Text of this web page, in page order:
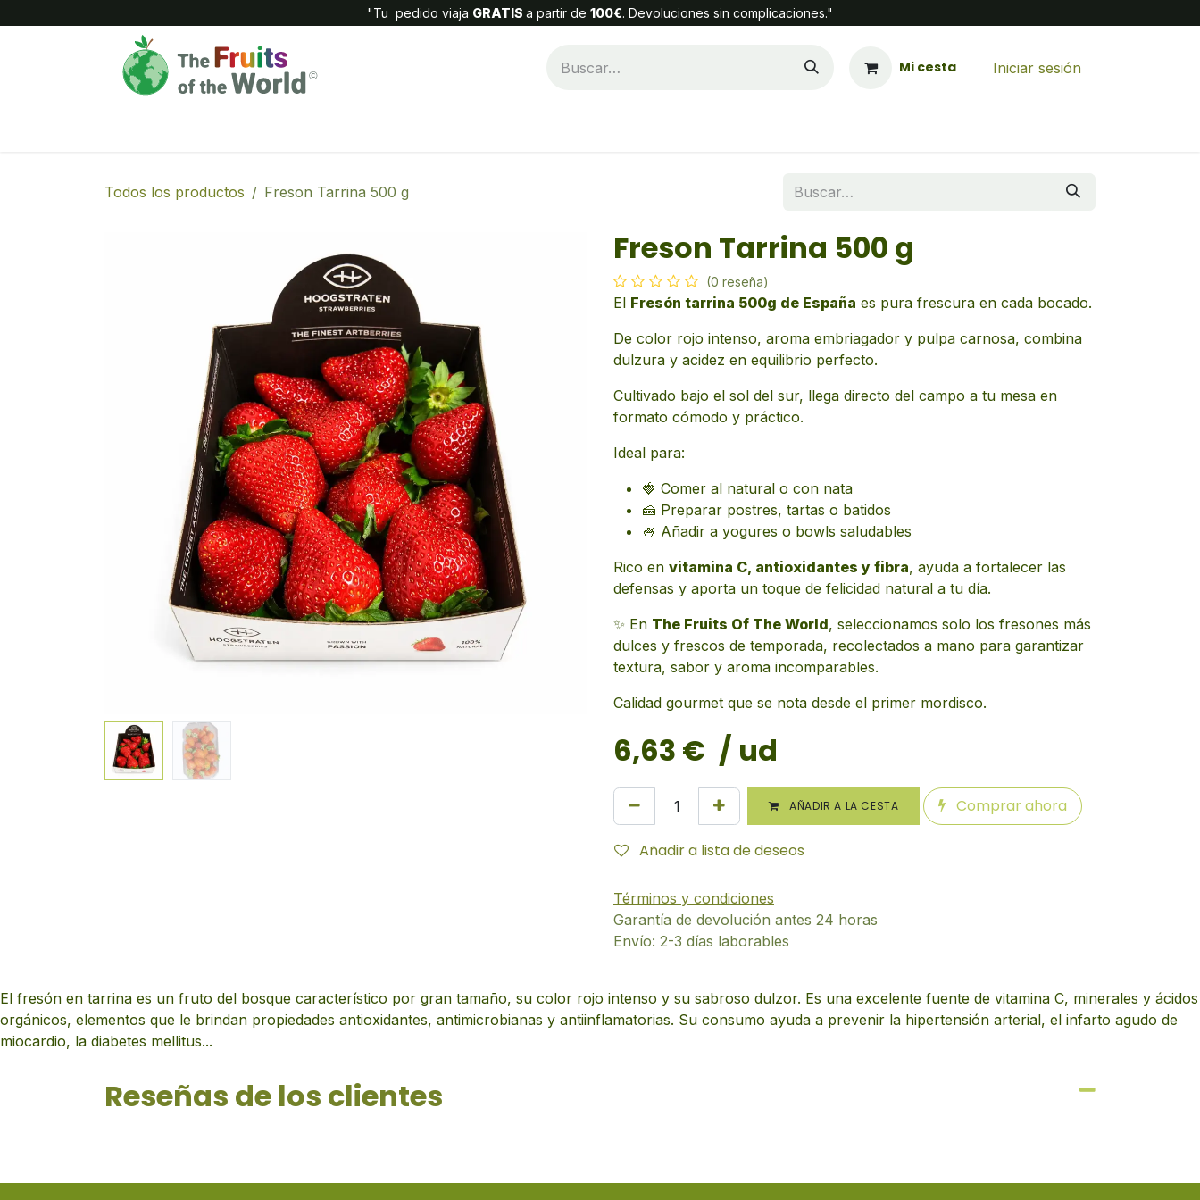
"Tu pedido viaja GRATIS a partir de 100€. Devoluciones sin complicaciones."
Mi cesta Iniciar sesión
Todos los productos Freson Tarrina 500 g
Freson Tarrina 500 g
(0 reseña)
El Fresón tarrina 500g de España es pura frescura en cada bocado.
De color rojo intenso, aroma embriagador y pulpa carnosa, combina
dulzura y acidez en equilibrio perfecto.
Cultivado bajo el sol del sur, llega directo del campo a tu mesa en
formato cómodo y práctico.
Ideal para:
🍓 Comer al natural o con nata
🍰 Preparar postres, tartas o batidos
🍧 Añadir a yogures o bowls saludables
Rico en vitamina C, antioxidantes y fibra, ayuda a fortalecer las
defensas y aporta un toque de felicidad natural a tu día.
✨ En The Fruits Of The World, seleccionamos solo los fresones más
dulces y frescos de temporada, recolectados a mano para garantizar
textura, sabor y aroma incomparables.
Calidad gourmet que se nota desde el primer mordisco.
6,63 € / ud
AÑADIR A LA CESTA Comprar ahora
Añadir a lista de deseos
Términos y condiciones
Garantía de devolución antes 24 horas
Envío: 2-3 días laborables
El fresón en tarrina es un fruto del bosque característico por gran tamaño, su color rojo intenso y su sabroso dulzor. Es una excelente fuente de vitamina C, minerales y ácidos
orgánicos, elementos que le brindan propiedades antioxidantes, antimicrobianas y antiinflamatorias. Su consumo ayuda a prevenir la hipertensión arterial, el infarto agudo de
miocardio, la diabetes mellitus...
Reseñas de los clientes